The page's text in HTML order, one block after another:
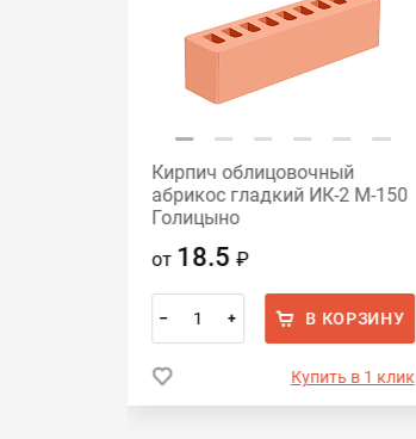
Кирпич облицовочный
абрикос гладкий ИК-2 М-150
Голицыно
от 18.5 ₽
– + В КОРЗИНУ
Купить в 1 клик